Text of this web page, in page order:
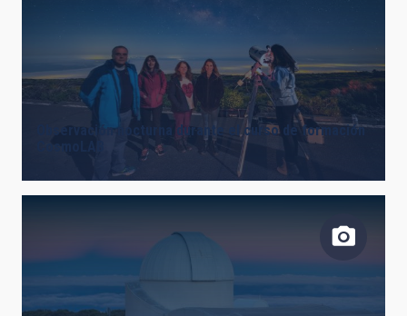
Observación nocturna durante el curso de formación